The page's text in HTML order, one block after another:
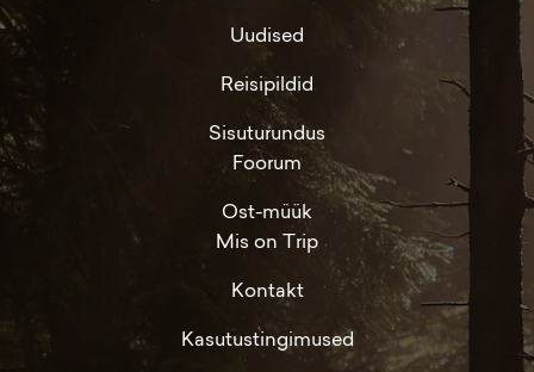
Uudised
Reisipildid
Sisuturundus
Foorum
Ost-müük
Mis on Trip
Kontakt
Kasutustingimused